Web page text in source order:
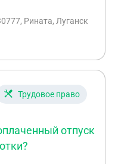
в течение
поступить
Рината, Луганск
Трудовое право
отпуск